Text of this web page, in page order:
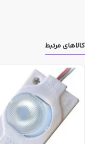
ولتاژ تغذیه
کالاهای مرتبط